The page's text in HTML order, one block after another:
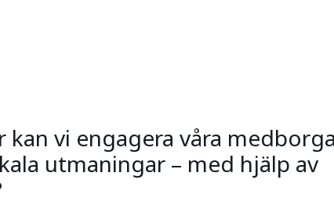
kan vi engagera våra
utmaningar – med hjälp av